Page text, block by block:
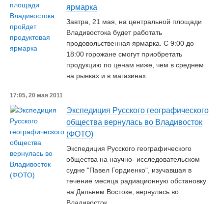
ярмарка
Завтра, 21 мая, на центральной площади
Владивостока будет работать
продовольственная ярмарка. С 9:00 до
18:00 горожане смогут приобретать
продукцию по ценам ниже, чем в среднем
на рынках и в магазинах.
17:05, 20 мая 2011
Экспедиция Русского географического
общества вернулась во Владивосток
(ФОТО)
Экспедиция Русского географического
общества на научно- исследовательском
судне "Павел Гордиенко", изучавшая в
течение месяца радиационную обстановку
на Дальнем Востоке, вернулась во